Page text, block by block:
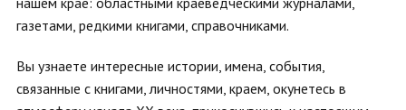
газетами, редкими книгами, справочниками.
Вы узнаете интересные истории, имена, события,
связанные с книгами, личностями, краем, окунетесь в